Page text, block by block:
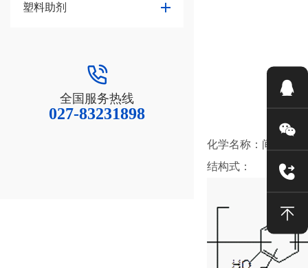
塑料助剂
全国服务热线
027-83231898
化学名称：间苯二
结构式：